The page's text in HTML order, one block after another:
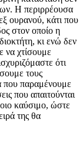
Η περιρρέουσα
ουρανού, κάτι που
στον οποίο η
κι ενώ δεν
να χτίσουμε
ότι
τους
που παραμένουμε
που απαιτούνται
καύσιμο, ώστε
της θα